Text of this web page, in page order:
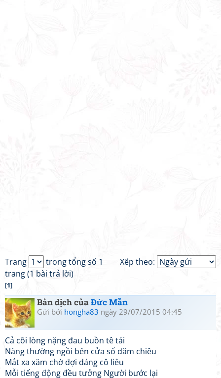
Xếp theo:
Trang
trong tổng số 1
trang (1 bài trả lời)
[1]
Bản dịch củaĐức Mẫn
Gửi bởi hongha83 ngày 29/07/2015 04:45
Cả cõi lòng nặng đau buồn tê tái
Nàng thường ngồi bên cửa sổ đăm chiêu
Mắt xa xăm chờ đợi dáng cô liêu
Mỗi tiếng động đều tưởng Người bước lại